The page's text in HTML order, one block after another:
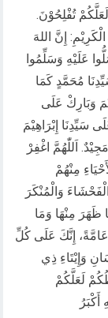
تُفْلِحُوْنَ.
إِنَّ اللهَ
عَلَيْهِ وَسَلِّمُوا
مُحَمَّدٍ كَمَا
وَبَارِكْ عَلَى
سَيِّدِنَا إِبْرَاهِيْمَ
اَللّٰهُمَّ اغْفِرْ
مِنْهُمْ
وَالْمُنْكَرَ
ظَهَرَ مِنْهَا وَمَا
إِنَّكَ عَلَى كُلِّ
وَإِيْتَاءِ ذِي
لَعَلَّكُمْ
أَكْبَرُ